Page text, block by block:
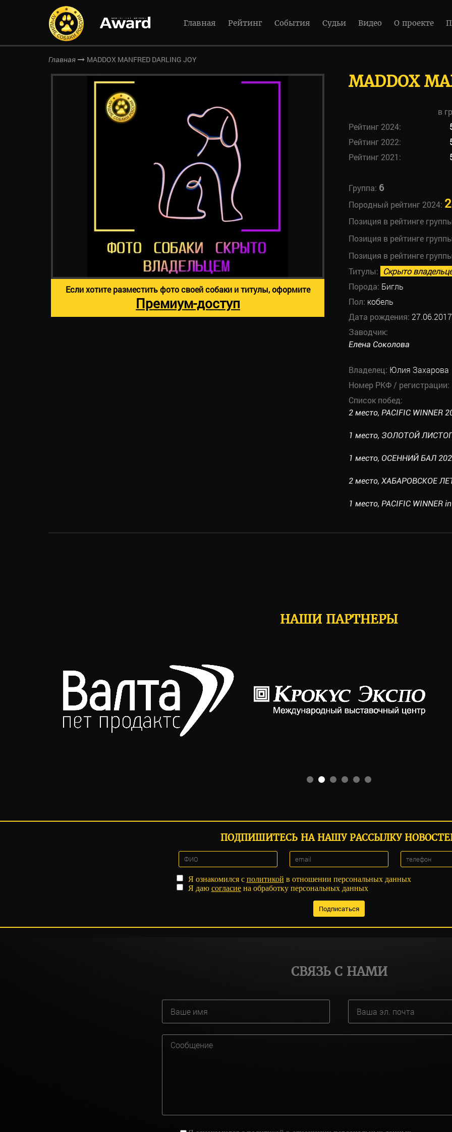
Главная Рейтинг События Судьи Видео О проекте
Главная MADDOX MANFRED DARLING JOY
MADDOX
в
Рейтинг 2024:
Рейтинг 2022:
Рейтинг 2021:
Группа: 6
Породный рейтинг 2024:
Позиция в рейтинге
Позиция в рейтинге
Позиция в рейтинге
Титулы: Скрыто
Порода: Бигль
Пол: кобель
Дата рождения: 27.06.2017
Заводчик:
Елена Соколова
Владелец: Юлия Захарова
Номер РКФ / регистрации:
Список побед:
2 место, PACIFIC WINNER
1 место, ЗОЛОТОЙ
1 место, ОСЕННИЙ БАЛ
2 место, ХАБАРОВСКОЕ
1 место, PACIFIC WINNER
Если хотите разместить фото своей собаки и титулы, оформите
Премиум-доступ
НАШИ ПАРТНЕРЫ
ПОДПИШИТЕСЬ НА НАШУ РАССЫЛКУ
Я ознакомился с политикой в отношении персональных данных
Я даю согласиена обработку персональных данных
СВЯЗЬ С НАМИ